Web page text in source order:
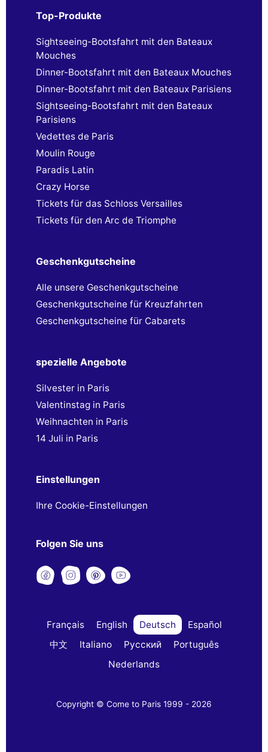
Top-Produkte
Sightseeing-Bootsfahrt mit den Bateaux
Mouches
Dinner-Bootsfahrt mit den Bateaux Mouches
Dinner-Bootsfahrt mit den Bateaux Parisiens
Sightseeing-Bootsfahrt mit den Bateaux
Parisiens
Vedettes de Paris
Moulin Rouge
Paradis Latin
Crazy Horse
Tickets für das Schloss Versailles
Tickets für den Arc de Triomphe
Geschenkgutscheine
Alle unsere Geschenkgutscheine
Geschenkgutscheine für Kreuzfahrten
Geschenkgutscheine für Cabarets
spezielle Angebote
Silvester in Paris
Valentinstag in Paris
Weihnachten in Paris
14 Juli in Paris
Einstellungen
Ihre Cookie-Einstellungen
Folgen Sie uns
Français English Deutsch
Español
中文
Italiano Русский
Português
Nederlands
Copyright © Come to Paris 1999 - 2026